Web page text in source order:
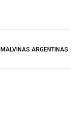
MALVINAS ARGENTINAS